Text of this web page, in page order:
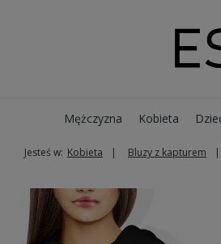
Mężczyzna Kobieta
Jesteś w: Kobieta Bluzy z kapturem